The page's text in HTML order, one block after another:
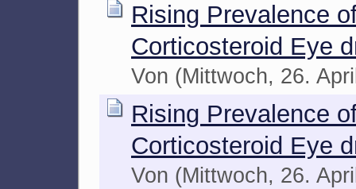
Rising Prevalence
Corticosteroid Eye
Von (Mittwoch, 26.
Rising Prevalence
Corticosteroid Eye
Von (Mittwoch, 26.